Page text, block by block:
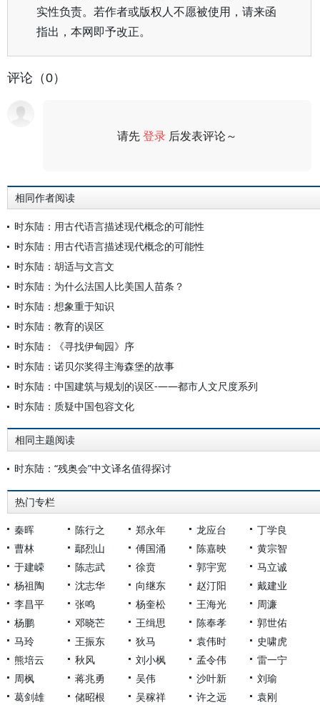
实性负责。若作者或版权人不愿被使用，请来函
指出，本网即予改正。
评论（0）
请先登录 后发表评论～
相同作者阅读
时东陆：用古代语言描述现代概念的可能性
时东陆：用古代语言描述现代概念的可能性
时东陆：胡适与文言文
时东陆：为什么法国人比美国人苗条？
时东陆：想象重于知识
时东陆：教育的误区
时东陆：《寻找伊甸园》序
时东陆：诺贝尔奖得主海森堡的故事
时东陆：中国建筑与规划的误区-——都市人文尺度系列
时东陆：质疑中国包容文化
相同主题阅读
时东陆：“残奥会”中文译名值得探讨
热门专栏
秦晖 陈行之 郑永年 龙应台
丁学良
曹林
鄢烈山 傅国涌 陈嘉映
黄宗智
于建嵘
陈志武 徐贲 郭宇宽
马立诚
杨祖陶
沈志华 向继东 赵汀阳
戴建业
李昌平
张鸣 杨奎松 王海光
周濂
杨鹏
邓晓芒 王缉思 陈奉孝
郭世佑
马玲
王振东 狄马 袁伟时
史啸虎
熊培云
秋风 刘小枫 孟令伟
雷一宁
周枫
蒋兆勇 吴伟 沙叶新
刘瑜
葛剑雄
储昭根 吴稼祥 许之远 袁刚